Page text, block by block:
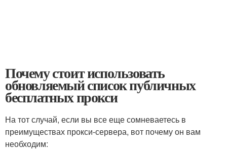
Почему стоит использовать
обновляемый список публичных
бесплатных прокси
На тот случай, если вы все еще сомневаетесь в
преимуществах прокси-сервера, вот почему он вам
необходим: